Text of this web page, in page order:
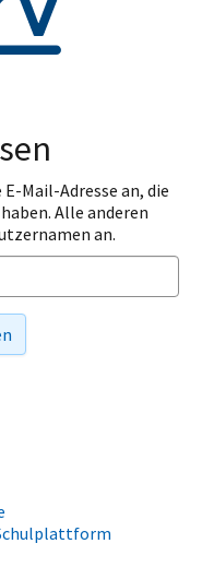
Mail-Adresse an, die
Alle anderen
an.